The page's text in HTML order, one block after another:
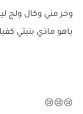
وخر مني وكال ولج
ياهو ماذي بنيتي
😢😢😢